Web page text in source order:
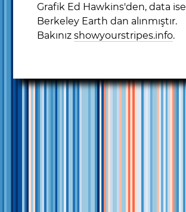
Grafik Ed Hawkins'den, data ise
Berkeley Earth dan alınmıştır.
Bakınızshowyourstripes.info.